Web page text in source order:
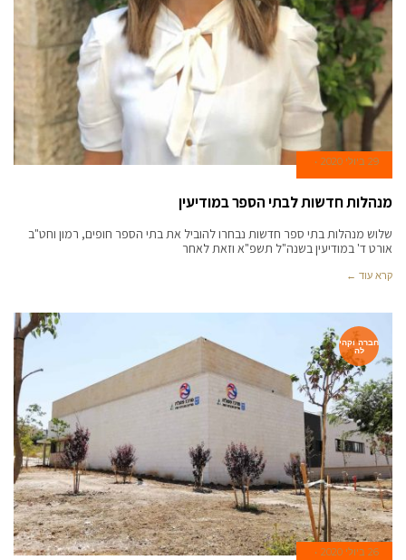
29 ביולי 2020
מנהלות חדשות לבתי הספר במודיעין
שלוש מנהלות בתי ספר חדשות נבחרו להוביל את בתי הספר חופים, רמון וחט"ב
אורט ד' במודיעין בשנה"ל תשפ"א וזאת לאחר
קרא עוד ←
חברה וקהי
לה
26 ביולי 2020